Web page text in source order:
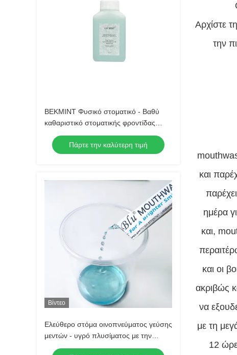
ΒΕΚΜΙΝΤ Φυσικό στοματικό - Βαθύ
καθαριστικό στοματικής φροντίδας
Ξεπλύνετε με πολυτελές φυτικό αιθέριο
λάδι για φρέσκια ανάσα 500 ml
Πάρτε την καλύτερη τιμή
Βίντεο
Ελεύθερο στόμα οινοπνεύματος γεύσης
μεντών - υγρό πλυσίματος με την
τσάντα 10ml σακουλιών
Αρχίστε
την
και
ημέρα
και,
και οι
ακριβώς
να
με τη
12